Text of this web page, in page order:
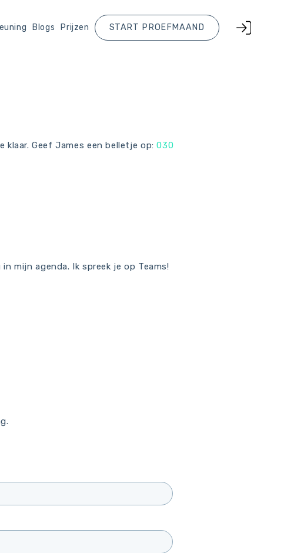
Blogs Prijzen START PROEFMAAND
Geef James een belletje op: 030
mijn agenda. Ik spreek je op Teams!